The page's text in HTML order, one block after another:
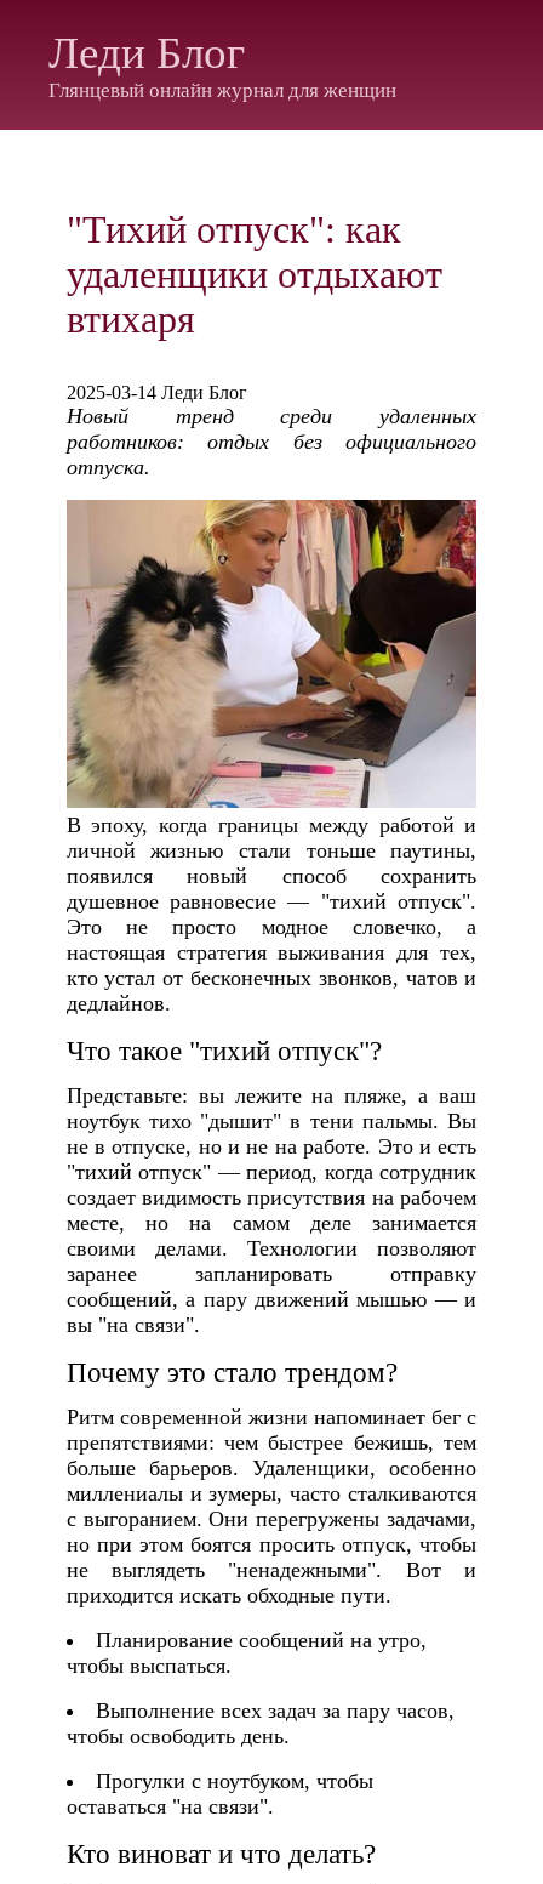
Леди Блог
Глянцевый онлайн журнал для женщин
"Тихий отпуск": как
удаленщики отдыхают
втихаря
2025-03-14 Леди Блог
Новый тренд среди удаленных
работников: отдых без официального
отпуска.
В эпоху, когда границы между работой и
личной жизнью стали тоньше паутины,
появился новый способ сохранить
душевное равновесие — "тихий отпуск".
Это не просто модное словечко, а
настоящая стратегия выживания для тех,
кто устал от бесконечных звонков, чатов и
дедлайнов.
Что такое "тихий отпуск"?
Представьте: вы лежите на пляже, а ваш
ноутбук тихо "дышит" в тени пальмы. Вы
не в отпуске, но и не на работе. Это и есть
"тихий отпуск" — период, когда сотрудник
создает видимость присутствия на рабочем
месте, но на самом деле занимается
своими делами. Технологии позволяют
заранее запланировать отправку
сообщений, а пару движений мышью — и
вы "на связи".
Почему это стало трендом?
Ритм современной жизни напоминает бег с
препятствиями: чем быстрее бежишь, тем
больше барьеров. Удаленщики, особенно
миллениалы и зумеры, часто сталкиваются
с выгоранием. Они перегружены задачами,
но при этом боятся просить отпуск, чтобы
не выглядеть "ненадежными". Вот и
приходится искать обходные пути.
Планирование сообщений на утро,
чтобы выспаться.
Выполнение всех задач за пару часов,
чтобы освободить день.
Прогулки с ноутбуком, чтобы
оставаться "на связи".
Кто виноват и что делать?